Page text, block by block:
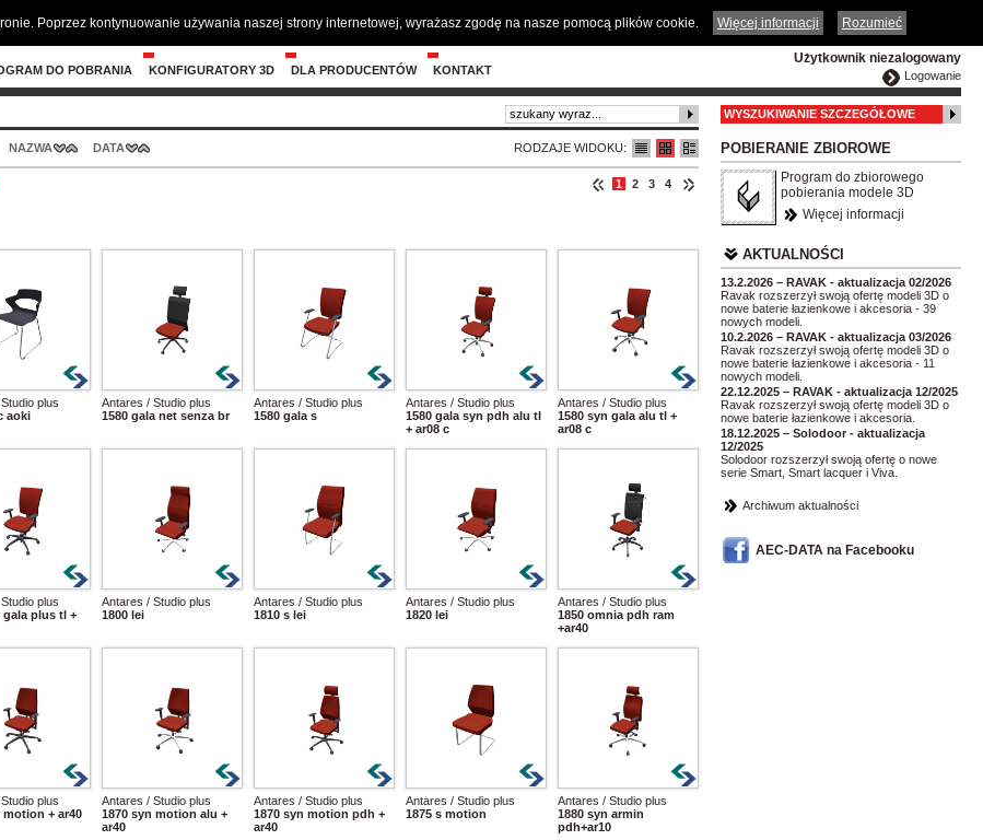
ČESKY ENGLISH DEUTSCH
Użytkownik niezalogowany
Logowanie
DO POBRANIA KONFIGURATORY 3D DLA PRODUCENTÓW KONTAKT
RODZAJE WIDOKU:
NAZWA DATA
1 2 3 4
plus
aoki
Antares / Studio plus
1580 gala net senza br
Antares / Studio plus
1580 gala s
Antares / Studio plus
1580 gala syn pdh alu tl
+ ar08 c
Antares / Studio plus
1580 syn gala alu tl +
ar08 c
plus
gala plus tl +
Antares / Studio plus
1800 lei
Antares / Studio plus
1810 s lei
Antares / Studio plus
1820 lei
Antares / Studio plus
1850 omnia pdh ram
+ar40
plus
motion + ar40
Antares / Studio plus
1870 syn motion alu +
ar40
Antares / Studio plus
1870 syn motion pdh +
ar40
Antares / Studio plus
1875 s motion
Antares / Studio plus
1880 syn armin
pdh+ar10
WYSZUKIWANIE SZCZEGÓŁOWE
POBIERANIE ZBIOROWE
Program do zbiorowego
pobierania modele 3D
Więcej informacji
AKTUALNOŚCI
13.2.2026 – RAVAK - aktualizacja 02/2026
Ravak rozszerzył swoją ofertę modeli 3D o
nowe baterie łazienkowe i akcesoria - 39
nowych modeli.
10.2.2026 – RAVAK - aktualizacja 03/2026
Ravak rozszerzył swoją ofertę modeli 3D o
nowe baterie łazienkowe i akcesoria - 11
nowych modeli.
22.12.2025 – RAVAK - aktualizacja 12/2025
Ravak rozszerzył swoją ofertę modeli 3D o
nowe baterie łazienkowe i akcesoria.
18.12.2025 – Solodoor - aktualizacja
12/2025
Solodoor rozszerzył swoją ofertę o nowe
serie Smart, Smart lacquer i Viva.
Archiwum aktualności
AEC-DATA na Facebooku
Poprzez kontynuowanie używania naszej strony internetowej, wyrażasz zgodę na nasze pomocą plików cookie. Więcej informacji Rozumieć